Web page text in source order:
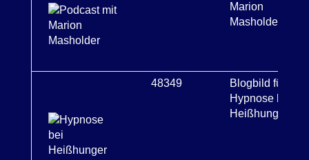
Marion
Masholder
48349
Blogbild für
Hypnose bei
Heißhunger